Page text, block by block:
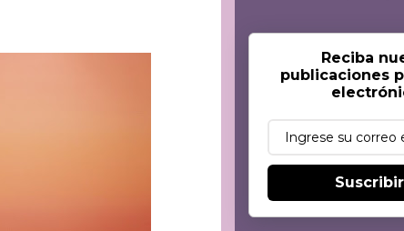
Reciba
publicaciones